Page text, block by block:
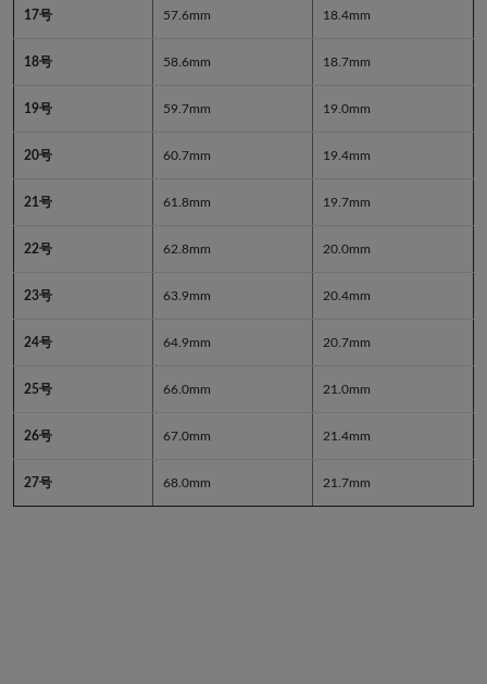
17号 57.6mm 18.4mm
18号 58.6mm 18.7mm
19号 59.7mm 19.0mm
20号 60.7mm 19.4mm
21号 61.8mm 19.7mm
22号 62.8mm 20.0mm
23号 63.9mm 20.4mm
24号 64.9mm 20.7mm
25号 66.0mm 21.0mm
26号 67.0mm 21.4mm
27号 68.0mm 21.7mm